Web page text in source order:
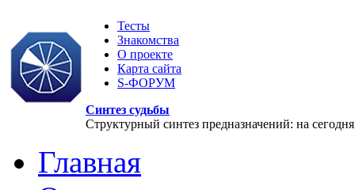
Тесты
Знакомства
О проекте
Карта сайта
S-ФОРУМ
Синтез судьбы
Структурный синтез предназначений: на
Главная